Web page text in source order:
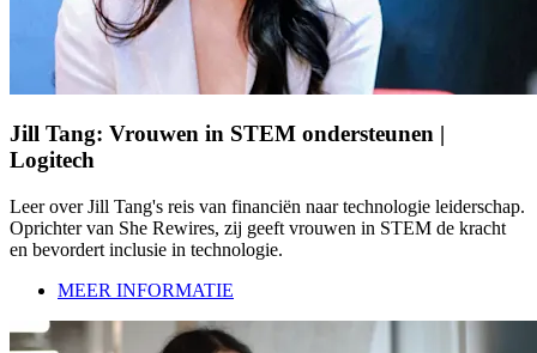
Jill Tang: Vrouwen in STEM ondersteunen |
Logitech
Leer over Jill Tang's reis van financiën naar technologie leiderschap.
Oprichter van She Rewires, zij geeft vrouwen in STEM de kracht
en bevordert inclusie in technologie.
MEER INFORMATIE